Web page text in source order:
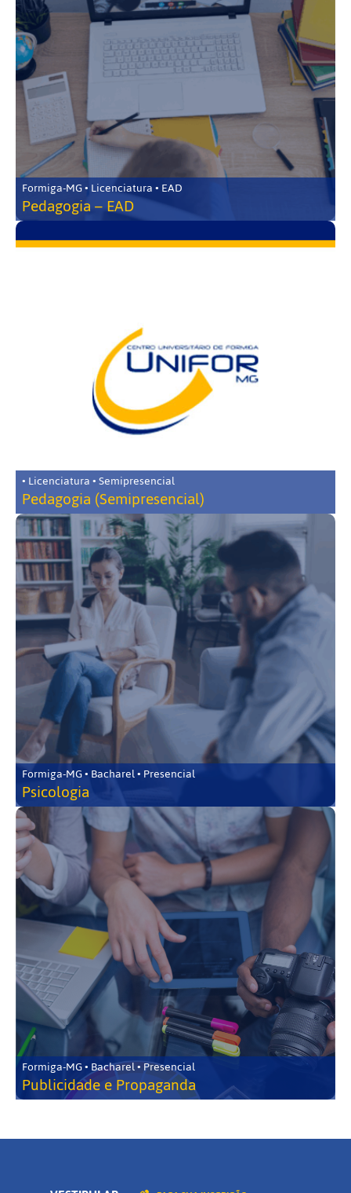
Formiga-MG • Licenciatura • EAD
Pedagogia – EAD
• Licenciatura • Semipresencial
Pedagogia (Semipresencial)
Formiga-MG • Bacharel • Presencial
Psicologia
Formiga-MG • Bacharel • Presencial
Publicidade e Propaganda